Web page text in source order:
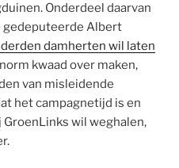
Onderdeel daarvan
gedeputeerde Albert
damherten wil laten
kwaad over maken,
van misleidende
het campagnetijd is en
wil weghalen,